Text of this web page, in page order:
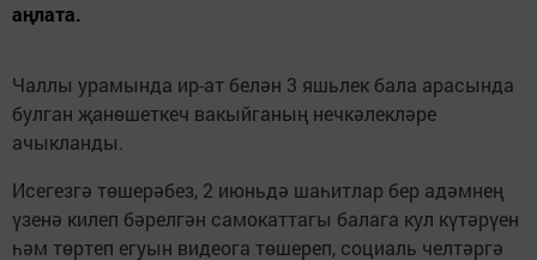
аңлата.
Чаллы урамында ир-ат белән 3 яшьлек бала арасында
булган җанөшеткеч вакыйганың нечкәлекләре
ачыкланды.
Исегезгә төшерәбез, 2 июньдә шаһитлар бер адәмнең
үзенә килеп бәрелгән самокаттагы балага кул күтәрүен
һәм төртеп егуын видеога төшереп, социаль челтәргә